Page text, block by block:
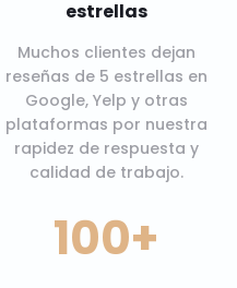
estrellas
Muchos clientes dejan
reseñas de 5 estrellas en
Google, Yelp y otras
plataformas por nuestra
rapidez de respuesta y
calidad de trabajo.
100+